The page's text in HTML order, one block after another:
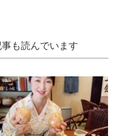
も読んでいます